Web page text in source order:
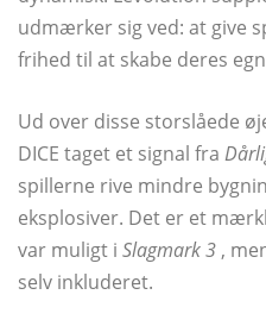
udmærker sig ved: at give
frihed til at skabe deres
Ud over disse storslåede
DICE taget et signal fra
spillerne rive mindre
eksplosiver. Det er et
var muligt i Slagmark 3 ,
selv inkluderet.